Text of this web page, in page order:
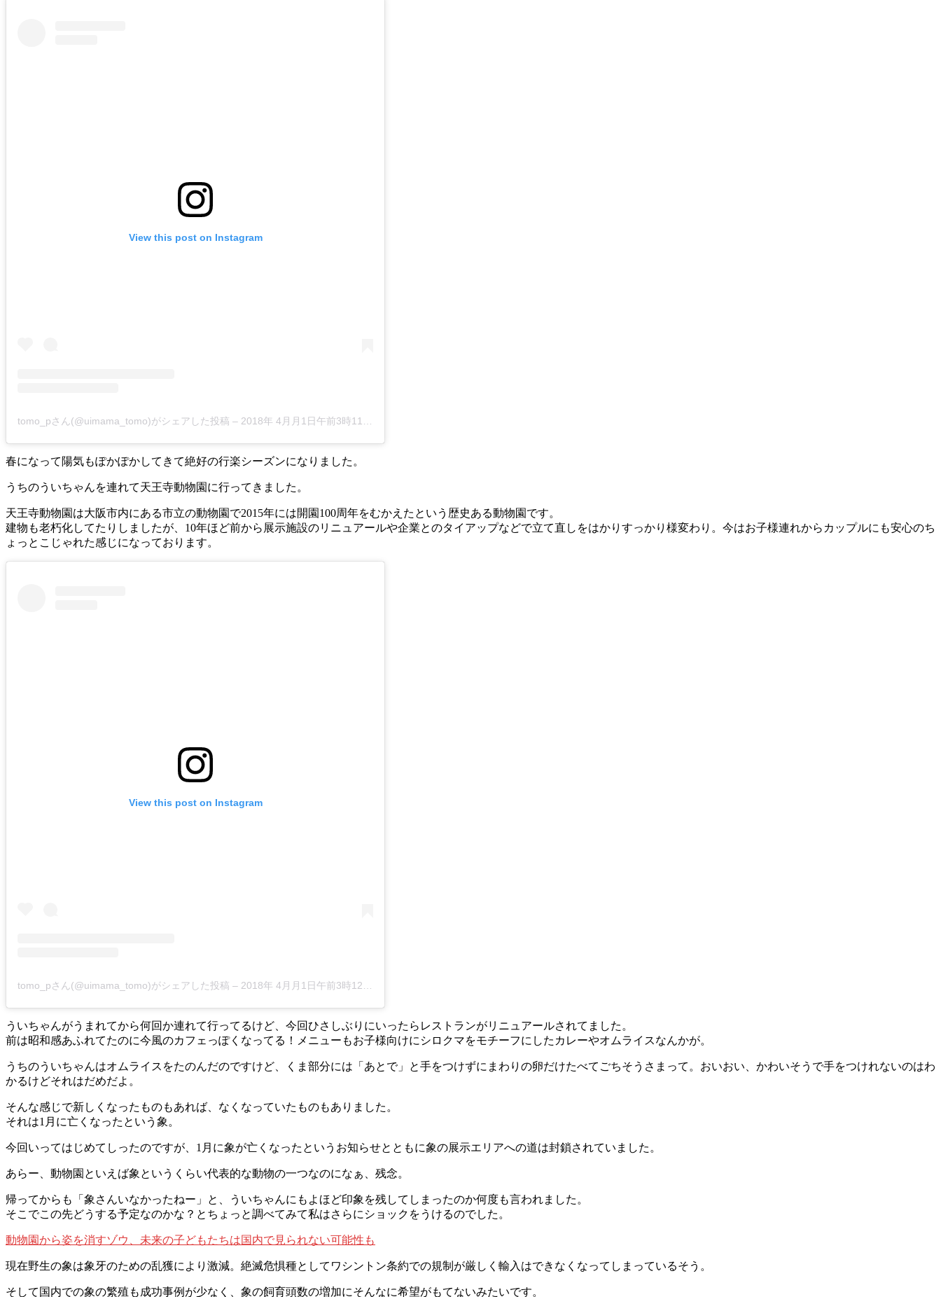
View this post on Instagram
tomo_pさん(@uimama_tomo)がシェアした投稿 – 2018年 4月月1日午前3時11分PDT
春になって陽気もぽかぽかしてきて絶好の行楽シーズンになりました。
うちのういちゃんを連れて天王寺動物園に行ってきました。
天王寺動物園は大阪市内にある市立の動物園で2015年には開園100周年をむかえたという歴史ある動物園です。
建物も老朽化してたりしましたが、10年ほど前から展示施設のリニュアールや企業とのタイアップなどで立て直しをはかりすっかり様変わり。今はお子様連れからカップルにも安心のち
ょっとこじゃれた感じになっております。
View this post on Instagram
tomo_pさん(@uimama_tomo)がシェアした投稿 – 2018年 4月月1日午前3時12分PDT
ういちゃんがうまれてから何回か連れて行ってるけど、今回ひさしぶりにいったらレストランがリニュアールされてました。
前は昭和感あふれてたのに今風のカフェっぽくなってる！メニューもお子様向けにシロクマをモチーフにしたカレーやオムライスなんかが。
うちのういちゃんはオムライスをたのんだのですけど、くま部分には「あとで」と手をつけずにまわりの卵だけたべてごちそうさまって。おいおい、かわいそうで手をつけれないのはわ
かるけどそれはだめだよ。
そんな感じで新しくなったものもあれば、なくなっていたものもありました。
それは1月に亡くなったという象。
今回いってはじめてしったのですが、1月に象が亡くなったというお知らせとともに象の展示エリアへの道は封鎖されていました。
あらー、動物園といえば象というくらい代表的な動物の一つなのになぁ、残念。
帰ってからも「象さんいなかったねー」と、ういちゃんにもよほど印象を残してしまったのか何度も言われました。
そこでこの先どうする予定なのかな？とちょっと調べてみて私はさらにショックをうけるのでした。
動物園から姿を消すゾウ、未来の子どもたちは国内で見られない可能性も
現在野生の象は象牙のための乱獲により激減。絶滅危惧種としてワシントン条約での規制が厳しく輸入はできなくなってしまっているそう。
そして国内での象の繁殖も成功事例が少なく、象の飼育頭数の増加にそんなに希望がもてないみたいです。